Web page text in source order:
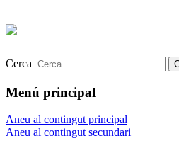
Cerca
Menú principal
Aneu al contingut principal
Aneu al contingut secundari